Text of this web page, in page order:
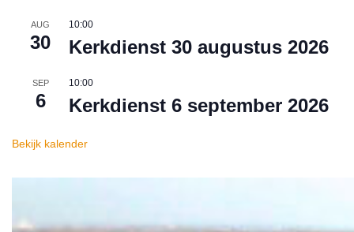
AUG
30
10:00
Kerkdienst 30 augustus 2026
SEP
6
10:00
Kerkdienst 6 september 2026
Bekijk kalender